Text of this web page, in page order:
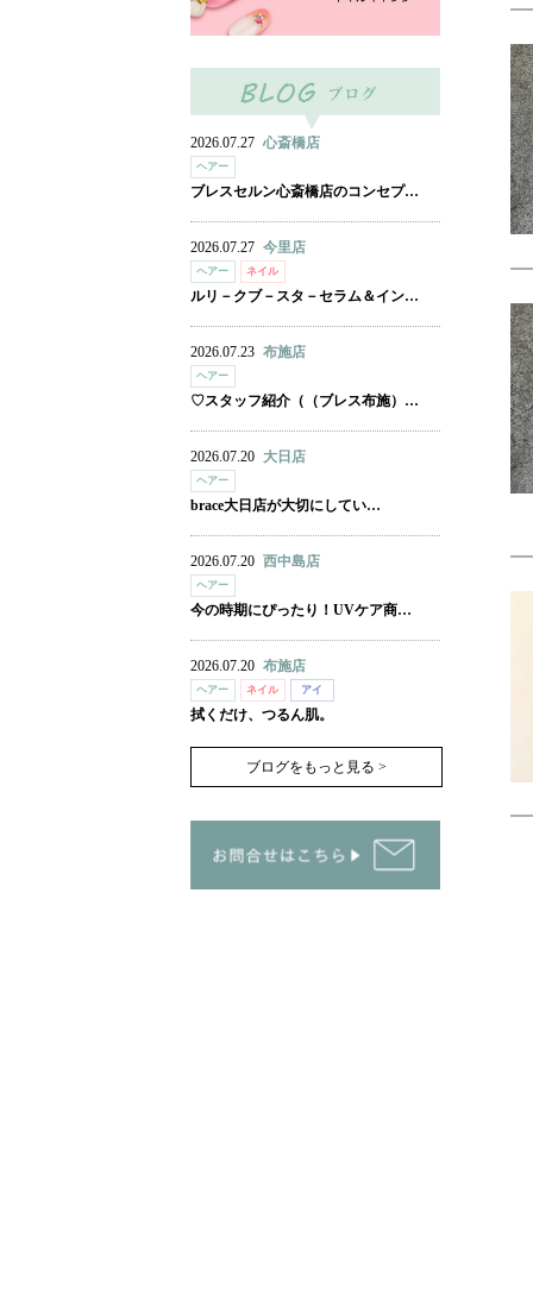
2026.07.27 心斎橋店
ヘアー
ブレスセルン心斎橋店のコンセプ…
2026.07.27 今里店
ヘアー ネイル
ルリ－クブ－スタ－セラム＆イン…
2026.07.23 布施店
ヘアー
♡スタッフ紹介（（ブレス布施）…
2026.07.20 大日店
ヘアー
brace大日店が大切にしてい…
2026.07.20 西中島店
ヘアー
今の時期にぴったり！UVケア商…
2026.07.20 布施店
ヘアー ネイル アイ
拭くだけ、つるん肌。
ブログをもっと見る >